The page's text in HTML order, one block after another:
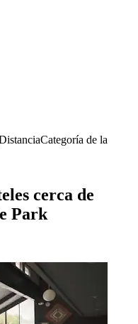
Categoría de la
cerca de
Park